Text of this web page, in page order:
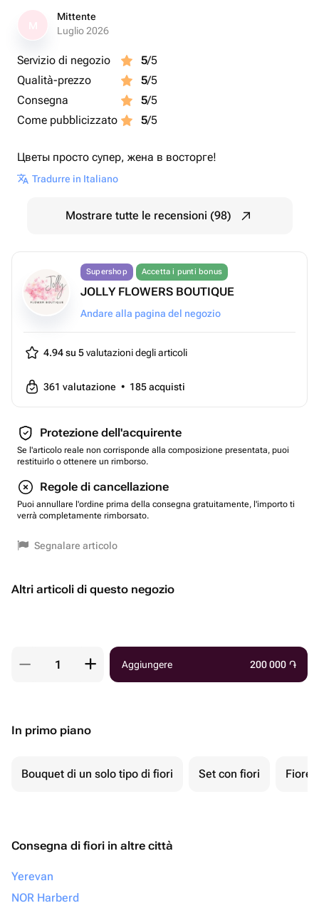
Mittente
Luglio 2026
Servizio di negozio 5/5
Qualità-prezzo
5/5
Consegna
5/5
Come pubblicizzato
5/5
Цветы просто супер, жена в восторге!
Tradurre in Italiano
Mostrare tutte le recensioni (98)
Supershop Accetta i punti bonus
JOLLY FLOWERS BOUTIQUE
Andare alla pagina del negozio
4.94 su 5valutazioni degli articoli
361 valutazione • 185acquisti
Protezione dell'acquirente
Se l'articolo reale non corrisponde alla composizione presentata, puoi
restituirlo o ottenere un rimborso.
Regole di cancellazione
Puoi annullare l'ordine prima della consegna gratuitamente, l'importo ti
verrà completamente rimborsato.
Segnalare articolo
Altri articoli di questo negozio
Aggiungere 200 000 ֏
In primo piano
Bouquet di un solo tipo di fiori Set con fiori Fiore
Consegna di fiori in altre città
Yerevan
NOR Harberd